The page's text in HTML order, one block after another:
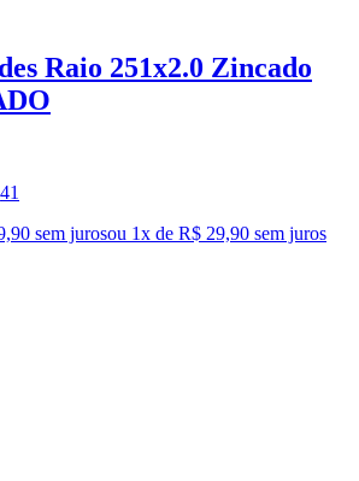
Raio 251x2.0 Zincado
41
sem jurosou 1x de R$ 29,90 sem juros